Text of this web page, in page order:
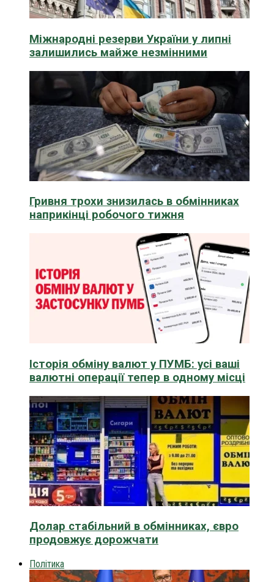
Міжнародні резерви України у липні
залишились майже незмінними
Гривня трохи знизилась в обмінниках
наприкінці робочого тижня
Історія обміну валют у ПУМБ: усі ваші
валютні операції тепер в одному місці
Долар стабільний в обмінниках, євро
продовжує дорожчати
Політика